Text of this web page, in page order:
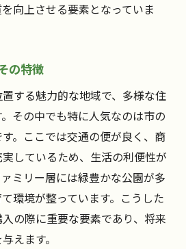
向上させる要素となっていま
の特徴
する魅力的な地域で、多様な住
その中でも特に人気なのは市の
。ここでは交通の便が良く、商
しているため、生活の利便性が
ミリー層には緑豊かな公園が多
環境が整っています。こうした
の際に重要な要素であり、将来
えます。